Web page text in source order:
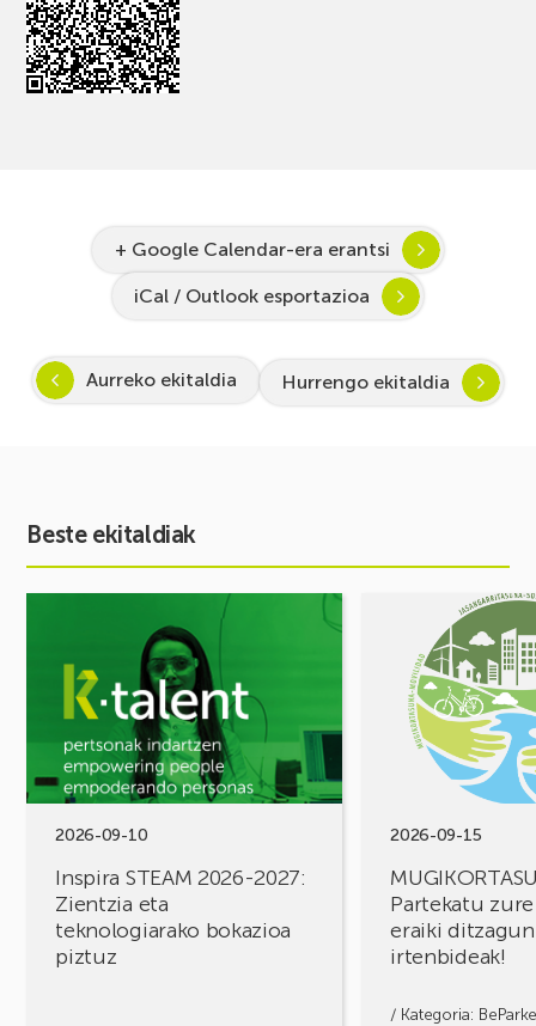
+ Google Calendar-era erantsi
iCal / Outlook esportazioa
Aurreko ekitaldia Hurrengo ekitaldia
Beste ekitaldiak
2026-09-10
Inspira STEAM 2026-2027:
Zientzia eta
teknologiarako bokazioa
piztuz
STEAM
Zientzia
eta
teknologiarako
bokazioa
2026-09-15
Partekatu
eraiki ditzagun
irtenbideak!
/ Kategoria:
MUGIKORTASUN
FOROA
Partekatu
erronkak,
irtenbideak!